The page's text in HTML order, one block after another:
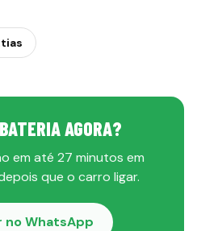
AGORA?
em até 27 minutos em
que o carro ligar.
no WhatsApp